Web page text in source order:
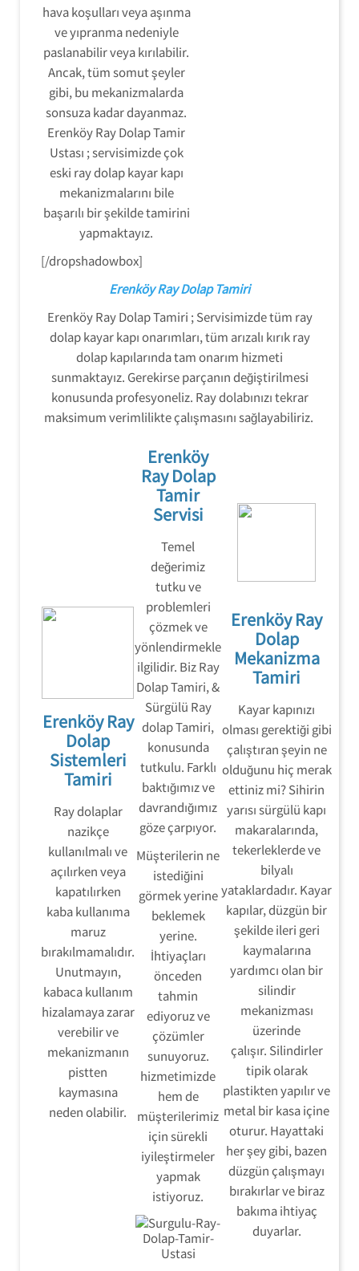
hava koşulları veya aşınma
ve yıpranma nedeniyle
paslanabilir veya kırılabilir.
Ancak, tüm somut şeyler
gibi, bu mekanizmalarda
sonsuza kadar dayanmaz.
Erenköy Ray Dolap Tamir
Ustası ; servisimizde çok
eski ray dolap kayar kapı
mekanizmalarını bile
başarılı bir şekilde tamirini
yapmaktayız.
[/dropshadowbox]
Erenköy Ray Dolap Tamiri
Erenköy Ray Dolap Tamiri ; Servisimizde tüm ray
dolap kayar kapı onarımları, tüm arızalı kırık ray
dolap kapılarında tam onarım hizmeti
sunmaktayız. Gerekirse parçanın değiştirilmesi
konusunda profesyoneliz. Ray dolabınızı tekrar
maksimum verimlilikte çalışmasını sağlayabiliriz.
Erenköy Ray
Dolap
Sistemleri
Tamiri
Ray dolaplar
nazikçe
kullanılmalı ve
açılırken veya
kapatılırken
kaba kullanıma
maruz
bırakılmamalıdır.
Unutmayın,
kabaca kullanım
hizalamaya zarar
verebilir ve
mekanizmanın
pistten
kaymasına
neden olabilir.
Erenköy
Ray Dolap
Tamir
Servisi
Temel
değerimiz
tutku ve
problemleri
çözmek ve
yönlendirmekle
ilgilidir. Biz Ray
Dolap Tamiri, &
Sürgülü Ray
dolap Tamiri,
konusunda
tutkulu. Farklı
baktığımız ve
davrandığımız
göze çarpıyor.
Müşterilerin ne
istediğini
görmek yerine
beklemek
yerine.
İhtiyaçları
önceden
tahmin
ediyoruz ve
çözümler
sunuyoruz.
hizmetimizde
hem de
müşterilerimiz
için sürekli
iyileştirmeler
yapmak
istiyoruz.
Erenköy Ray
Dolap
Mekanizma
Tamiri
Kayar kapınızı
olması gerektiği gibi
çalıştıran şeyin ne
olduğunu hiç merak
ettiniz mi? Sihirin
yarısı sürgülü kapı
makaralarında,
tekerleklerde ve
bilyalı
yataklardadır. Kayar
kapılar, düzgün bir
şekilde ileri geri
kaymalarına
yardımcı olan bir
silindir
mekanizması
üzerinde
çalışır. Silindirler
tipik olarak
plastikten yapılır ve
metal bir kasa içine
oturur. Hayattaki
her şey gibi, bazen
düzgün çalışmayı
bırakırlar ve biraz
bakıma ihtiyaç
duyarlar.